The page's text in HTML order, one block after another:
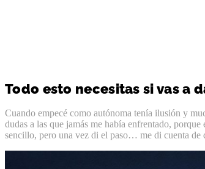
Todo esto necesitas si vas a
Cuando empecé como autónoma tenía ilusión y
dudas a las que jamás me había enfrentado,
sencillo, pero una vez di el paso… me di cuenta de